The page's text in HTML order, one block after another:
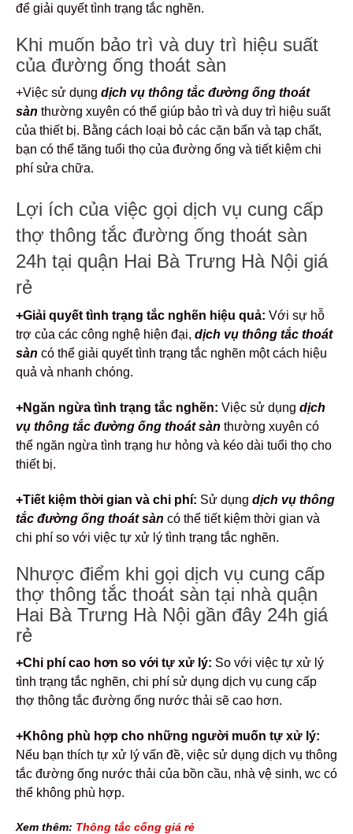
để giải quyết tình trạng tắc nghẽn.
Khi muốn bảo trì và duy trì hiệu suất
của đường ống thoát sàn
+Việc sử dụng dịch vụ thông tắc đường ống thoát
sàn thường xuyên có thể giúp bảo trì và duy trì hiệu suất
của thiết bị. Bằng cách loại bỏ các cặn bẩn và tạp chất,
bạn có thể tăng tuổi thọ của đường ống và tiết kiệm chi
phí sửa chữa.
Lợi ích của việc gọi dịch vụ cung cấp
thợ thông tắc đường ống thoát sàn
24h tại quận Hai Bà Trưng Hà Nội giá
rẻ
+Giải quyết tình trạng tắc nghẽn hiệu quả: Với sự hỗ
trợ của các công nghệ hiện đại, dịch vụ thông tắc thoát
sàn có thể giải quyết tình trạng tắc nghẽn một cách hiệu
quả và nhanh chóng.
+Ngăn ngừa tình trạng tắc nghẽn: Việc sử dụng dịch
vụ thông tắc đường ống thoát sàn thường xuyên có
thể ngăn ngừa tình trạng hư hỏng và kéo dài tuổi thọ cho
thiết bị.
+Tiết kiệm thời gian và chi phí: Sử dụng dịch vụ thông
tắc đường ống thoát sàn có thể tiết kiệm thời gian và
chi phí so với việc tự xử lý tình trạng tắc nghẽn.
Nhược điểm khi gọi dịch vụ cung cấp
thợ thông tắc thoát sàn tại nhà quận
Hai Bà Trưng Hà Nội gần đây 24h giá
rẻ
+Chi phí cao hơn so với tự xử lý: So với việc tự xử lý
tình trạng tắc nghẽn, chi phí sử dụng dịch vụ cung cấp
thợ thông tắc đường ống nước thải sẽ cao hơn.
+Không phù hợp cho những người muốn tự xử lý:
Nếu bạn thích tự xử lý vấn đề, việc sử dụng dịch vụ thông
tắc đường ống nước thải của bồn cầu, nhà vệ sinh, wc có
thể không phù hợp.
Xem thêm: Thông tắc cống giá rẻ